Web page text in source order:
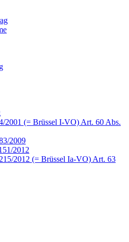
2001 (= Brüssel I-VO) Art. 60 Abs.
2009
2012
2012 (= Brüssel Ia-VO) Art. 63